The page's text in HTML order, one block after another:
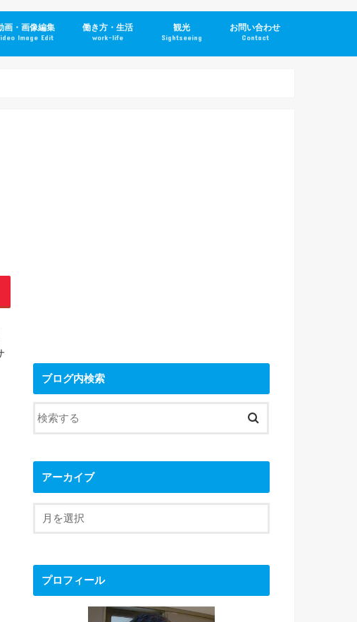
画・画像編集
Image Edit
働き方・生活
work-life
観光
Sightseeing
お問い合わせ
Contact
ブログ内検索
アーカイブ
プロフィール